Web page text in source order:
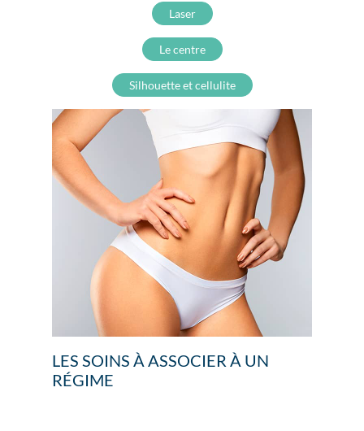
Laser
Le centre
Silhouette et cellulite
LES SOINS À ASSOCIER À UN
RÉGIME